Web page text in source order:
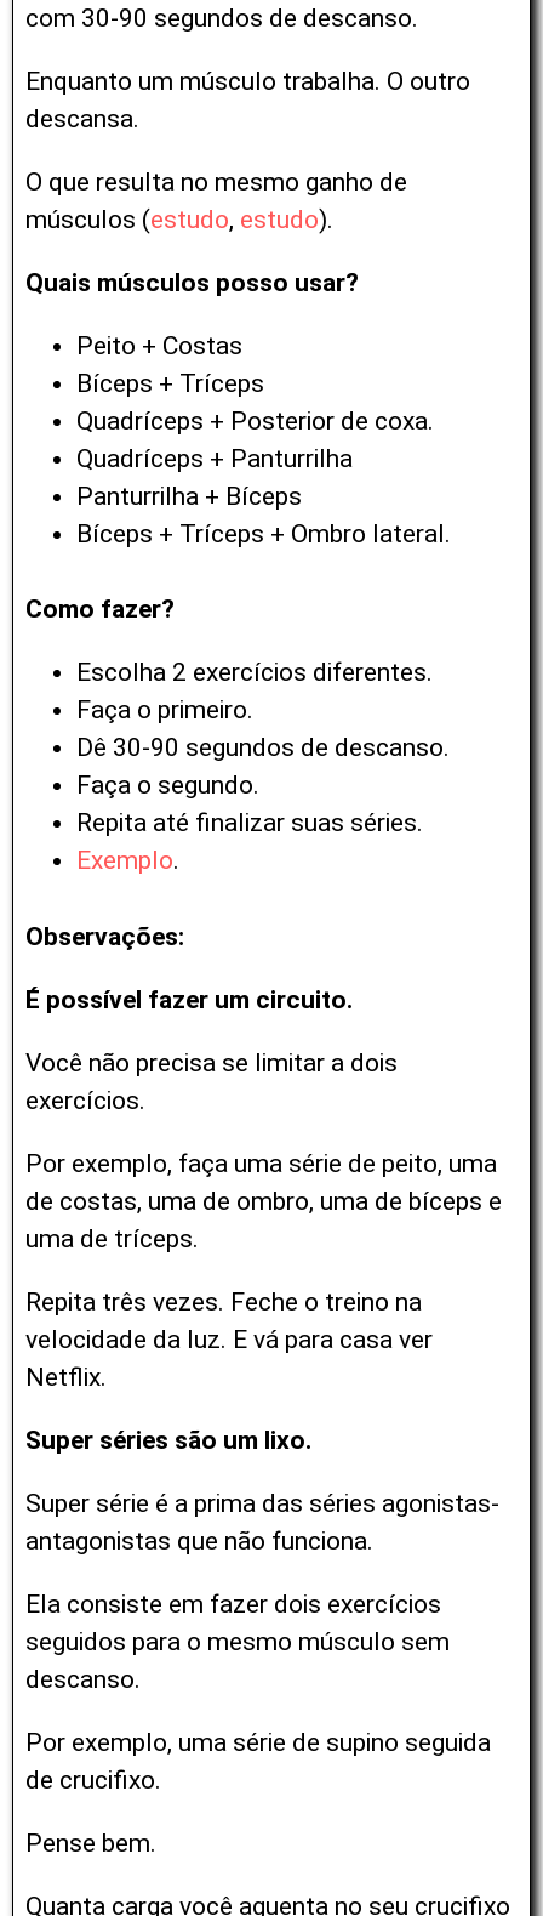
com 30-90 segundos de descanso.
Enquanto um músculo trabalha. O outro
descansa.
O que resulta no mesmo ganho de
músculos (estudo, estudo).
Quais músculos posso usar?
Peito + Costas
Bíceps + Tríceps
Quadríceps + Posterior de coxa.
Quadríceps + Panturrilha
Panturrilha + Bíceps
Bíceps + Tríceps + Ombro lateral.
Como fazer?
Escolha 2 exercícios diferentes.
Faça o primeiro.
Dê 30-90 segundos de descanso.
Faça o segundo.
Repita até finalizar suas séries.
Exemplo.
Observações:
É possível fazer um circuito.
Você não precisa se limitar a dois
exercícios.
Por exemplo, faça uma série de peito, uma
de costas, uma de ombro, uma de bíceps e
uma de tríceps.
Repita três vezes. Feche o treino na
velocidade da luz. E vá para casa ver
Netflix.
Super séries são um lixo.
Super série é a prima das séries agonistas-
antagonistas que não funciona.
Ela consiste em fazer dois exercícios
seguidos para o mesmo músculo sem
descanso.
Por exemplo, uma série de supino seguida
de crucifixo.
Pense bem.
Quanta carga você aguenta no seu crucifixo